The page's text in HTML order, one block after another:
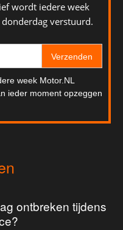
wordt iedere week
verstuurd.
Verzenden
week Motor.NL
ieder moment opzeggen
ontbreken tijdens